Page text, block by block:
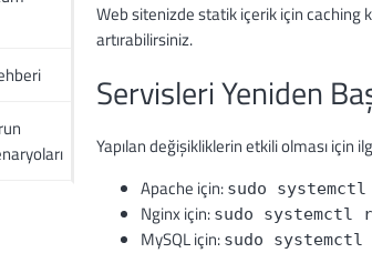
Web sitenizde statik içerik için caching
artırabilirsiniz.
Servisleri Yeniden
Yapılan değişikliklerin etkili olması için
Apache için: sudo
Nginx için: sudo systemctl
MySQL için: sudo